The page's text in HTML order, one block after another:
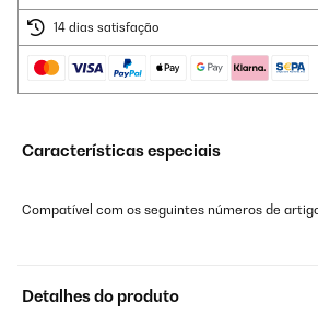
14 dias satisfação
Características especiais
Compatível com os seguintes números de
Detalhes do produto